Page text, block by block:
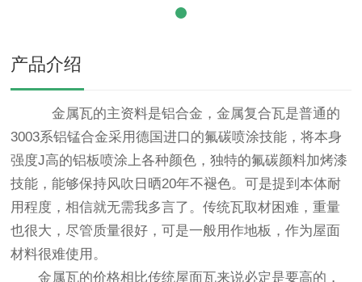
产品介绍
金属瓦的主资料是铝合金，金属复合瓦是普通的
3003系铝锰合金采用德国进口的氟碳喷涂技能，将本身
强度J高的铝板喷涂上各种颜色，独特的氟碳颜料加烤漆
技能，能够保持风吹日晒20年不褪色。可是提到本体耐
用程度，相信就无需我多言了。传统瓦取材困难，重量
也很大，尽管质量很好，可是一般用作地板，作为屋面
材料很难使用。
金属瓦的价格相比传统屋面瓦来说必定是要高的，